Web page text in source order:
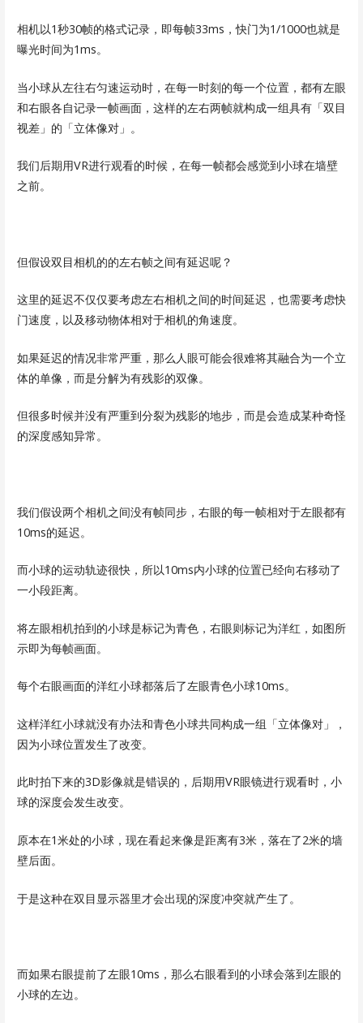
相机以1秒30帧的格式记录，即每帧33ms，快门为1/1000也就是
曝光时间为1ms。
当小球从左往右匀速运动时，在每一时刻的每一个位置，都有左眼
和右眼各自记录一帧画面，这样的左右两帧就构成一组具有「双目
视差」的「立体像对」。
我们后期用VR进行观看的时候，在每一帧都会感觉到小球在墙壁
之前。
但假设双目相机的的左右帧之间有延迟呢？
这里的延迟不仅仅要考虑左右相机之间的时间延迟，也需要考虑快
门速度，以及移动物体相对于相机的角速度。
如果延迟的情况非常严重，那么人眼可能会很难将其融合为一个立
体的单像，而是分解为有残影的双像。
但很多时候并没有严重到分裂为残影的地步，而是会造成某种奇怪
的深度感知异常。
我们假设两个相机之间没有帧同步，右眼的每一帧相对于左眼都有
10ms的延迟。
而小球的运动轨迹很快，所以10ms内小球的位置已经向右移动了
一小段距离。
将左眼相机拍到的小球是标记为青色，右眼则标记为洋红，如图所
示即为每帧画面。
每个右眼画面的洋红小球都落后了左眼青色小球10ms。
这样洋红小球就没有办法和青色小球共同构成一组「立体像对」，
因为小球位置发生了改变。
此时拍下来的3D影像就是错误的，后期用VR眼镜进行观看时，小
球的深度会发生改变。
原本在1米处的小球，现在看起来像是距离有3米，落在了2米的墙
壁后面。
于是这种在双目显示器里才会出现的深度冲突就产生了。
而如果右眼提前了左眼10ms，那么右眼看到的小球会落到左眼的
小球的左边。